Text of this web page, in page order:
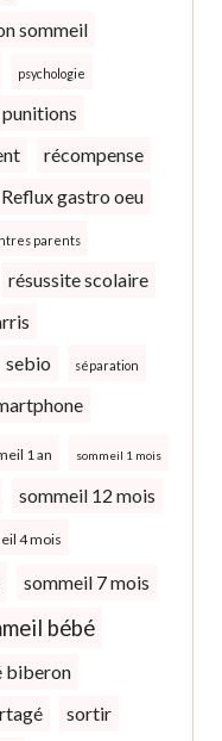
sommeil
psychologie
punitions
récompense
Reflux gastro oeu
parents
résussite scolaire
sebio séparation
1 an sommeil 1 mois
sommeil 12 mois
4 mois
sommeil 7 mois
bébé
biberon
sortir